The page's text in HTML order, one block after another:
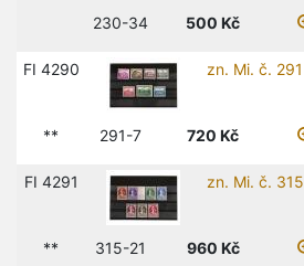
230-34
500 Kč
FI 4290 zn. Mi. č.
** 291-7 720 Kč
FI 4291 zn. Mi. č.
** 315-21 960 Kč